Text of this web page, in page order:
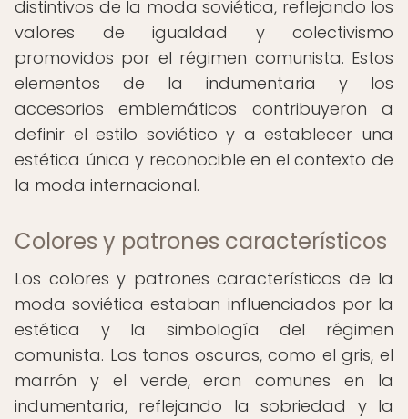
distintivos de la moda soviética, reflejando los
valores de igualdad y colectivismo
promovidos por el régimen comunista. Estos
elementos de la indumentaria y los
accesorios emblemáticos contribuyeron a
definir el estilo soviético y a establecer una
estética única y reconocible en el contexto de
la moda internacional.
Colores y patrones característicos
Los colores y patrones característicos de la
moda soviética estaban influenciados por la
estética y la simbología del régimen
comunista. Los tonos oscuros, como el gris, el
marrón y el verde, eran comunes en la
indumentaria, reflejando la sobriedad y la